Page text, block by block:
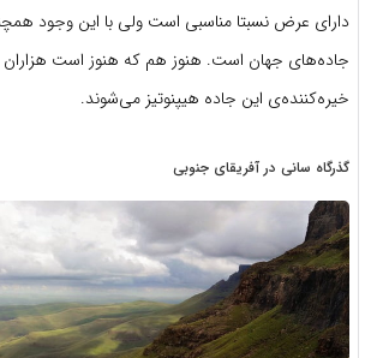
دارای عرض نسبتا مناسبی است ولی با این وجود
جاده‌های جهان است. هنوز هم که هنوز است هزاران
خیره‌کننده‌ی این جاده هیپنوتیز می‌شوند.
گذرگاه سانی در آفریقای جنوبی